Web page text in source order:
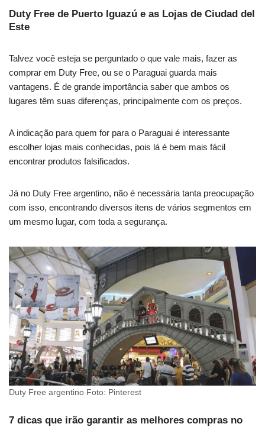
Duty Free de Puerto Iguazú e as Lojas de Ciudad del
Este
Talvez você esteja se perguntado o que vale mais, fazer as
comprar em Duty Free, ou se o Paraguai guarda mais
vantagens. É de grande importância saber que ambos os
lugares têm suas diferenças, principalmente com os preços.
A indicação para quem for para o Paraguai é interessante
escolher lojas mais conhecidas, pois lá é bem mais fácil
encontrar produtos falsificados.
Já no Duty Free argentino, não é necessária tanta preocupação
com isso, encontrando diversos itens de vários segmentos em
um mesmo lugar, com toda a segurança.
Duty Free argentino Foto: Pinterest
7 dicas que irão garantir as melhores compras no